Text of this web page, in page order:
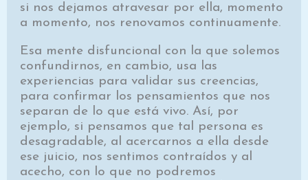
si nos dejamos atravesar por ella, momento
a momento, nos renovamos continuamente.
Esa mente disfuncional con la que solemos
confundirnos, en cambio, usa las
experiencias para validar sus creencias,
para confirmar los pensamientos que nos
separan de lo que está vivo. Así, por
ejemplo, si pensamos que tal persona es
desagradable, al acercarnos a ella desde
ese juicio, nos sentimos contraídos y al
acecho, con lo que no podremos